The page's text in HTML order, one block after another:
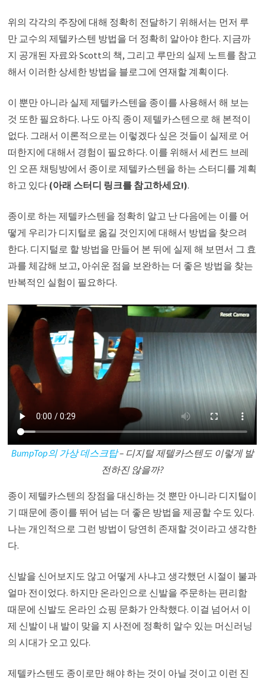
위의 각각의 주장에 대해 정확히 전달하기 위해서는 먼저 루
만 교수의 제텔카스텐 방법을 더 정확히 알아야 한다. 지금까
지 공개된 자료와 Scott의 책, 그리고 루만의 실제 노트를 참고
해서 이러한 상세한 방법을 블로그에 연재할 계획이다.
이 뿐만 아니라 실제 제텔카스텐을 종이를 사용해서 해 보는
것 또한 필요하다. 나도 아직 종이 제텔카스텐으로 해 본적이
없다. 그래서 이론적으로는 이렇겠다 싶은 것들이 실제로 어
떠한지에 대해서 경험이 필요하다. 이를 위해서 세컨드 브레
인 오픈 채팅방에서 종이로 제텔카스텐을 하는 스터디를 계획
하고 있다 (아래 스터디 링크를 참고하세요!).
종이로 하는 제텔카스텐을 정확히 알고 난 다음에는 이를 어
떻게 우리가 디지털로 옮길 것인지에 대해서 방법을 찾으려
한다. 디지털로 할 방법을 만들어 본 뒤에 실제 해 보면서 그 효
과를 체감해 보고, 아쉬운 점을 보완하는 더 좋은 방법을 찾는
반복적인 실험이 필요하다.
BumpTop의 가상 데스크탑– 디지털 제텔카스텐도 이렇게 발
전하진 않을까?
종이 제텔카스텐의 장점을 대신하는 것 뿐만 아니라 디지털이
기 때문에 종이를 뛰어 넘는 더 좋은 방법을 제공할 수도 있다.
나는 개인적으로 그런 방법이 당연히 존재할 것이라고 생각한
다.
신발을 신어보지도 않고 어떻게 사냐고 생각했던 시절이 불과
얼마 전이었다. 하지만 온라인으로 신발을 주문하는 편리함
때문에 신발도 온라인 쇼핑 문화가 안착했다. 이걸 넘어서 이
제 신발이 내 발이 맞을 지 사전에 정확히 알수 있는 머신러닝
의 시대가 오고 있다.
제텔카스텐도 종이로만 해야 하는 것이 아닐 것이고 이런 진